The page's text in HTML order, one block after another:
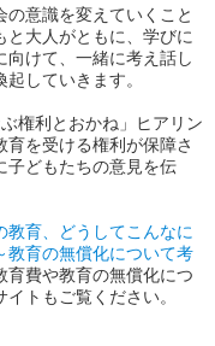
意識を変えていくこと
と大人がともに、学びに
けて、一緒に考え話し
していきます。
権利とおかね」ヒアリン
を受ける権利が保障さ
子どもたちの意見を伝
教育、どうしてこんなに
教育の無償化について考
育費や教育の無償化につ
トもご覧ください。